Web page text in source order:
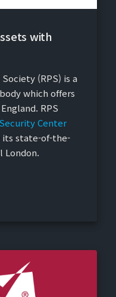
with
(RPS) is a
which offers
RPS
Security Center
its state-of-the-
London.